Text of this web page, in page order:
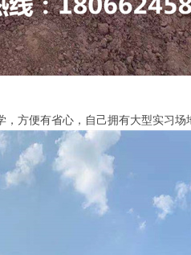
，方便有省心，自己拥有大型实习场